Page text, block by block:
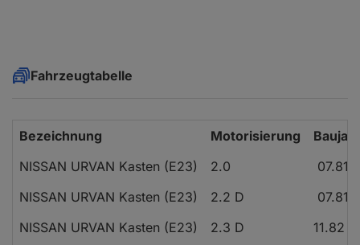
Fahrzeugtabelle
Bezeichnung Motorisierung
NISSAN URVAN Kasten (E23)
2.0
07.81
NISSAN URVAN Kasten (E23)
2.2 D
07.81
NISSAN URVAN Kasten (E23)
2.3 D
11.82 -